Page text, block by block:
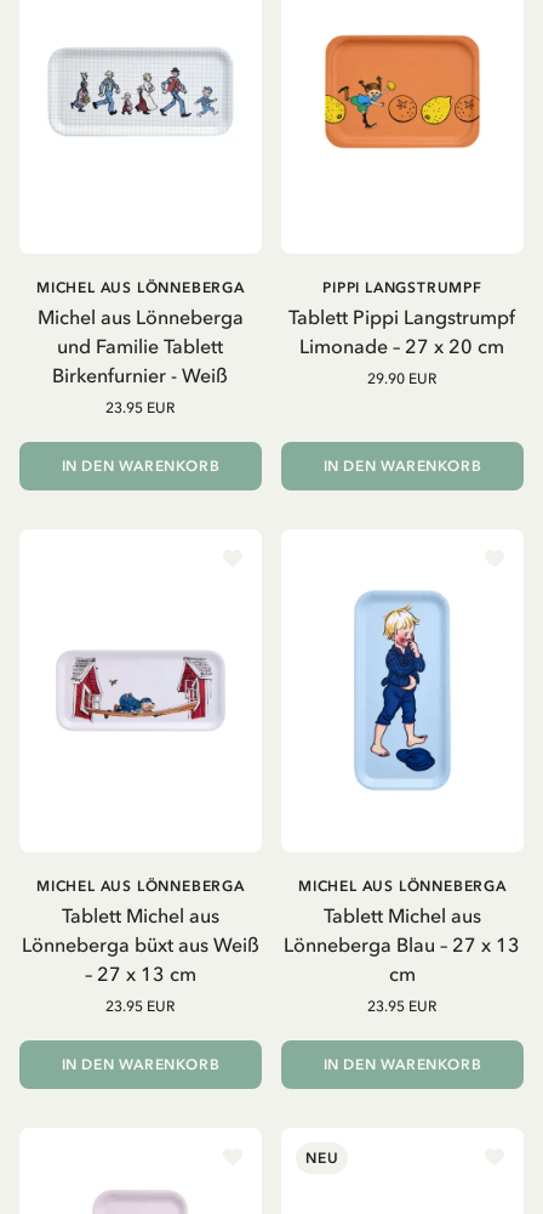
Michel aus Lönneberga
und Familie Tablett
Birkenfurnier - Weiß
MICHEL AUS LÖNNEBERGA
23.95 EUR
IN DEN WARENKORB
Tablett Pippi Langstrumpf
Limonade – 27 x 20 cm
PIPPI LANGSTRUMPF
29.90 EUR
IN DEN WARENKORB
Tablett Michel aus
Lönneberga büxt aus Weiß
– 27 x 13 cm
MICHEL AUS LÖNNEBERGA
23.95 EUR
IN DEN WARENKORB
Tablett Michel aus
Lönneberga Blau – 27 x 13
cm
MICHEL AUS LÖNNEBERGA
23.95 EUR
IN DEN WARENKORB
NEU